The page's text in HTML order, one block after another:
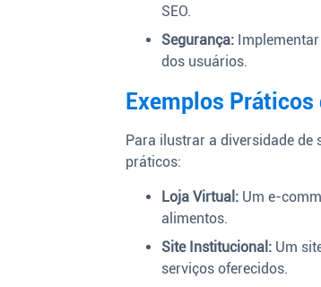
SEO.
Segurança:
dos usuários.
Exemplos
Para ilustrar a diversidade de
práticos:
Loja Virtual: Um e-
alimentos.
Site Institucional: Um
serviços oferecidos.